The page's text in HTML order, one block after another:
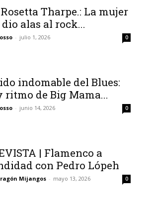
Tharpe.: La mujer
alas al rock...
- julio 1, 2026 0
indomable del Blues:
ritmo de Big Mama...
- junio 14, 2026 0
| Flamenco a
con Pedro Lópeh
Mijangos - mayo 13, 2026 0